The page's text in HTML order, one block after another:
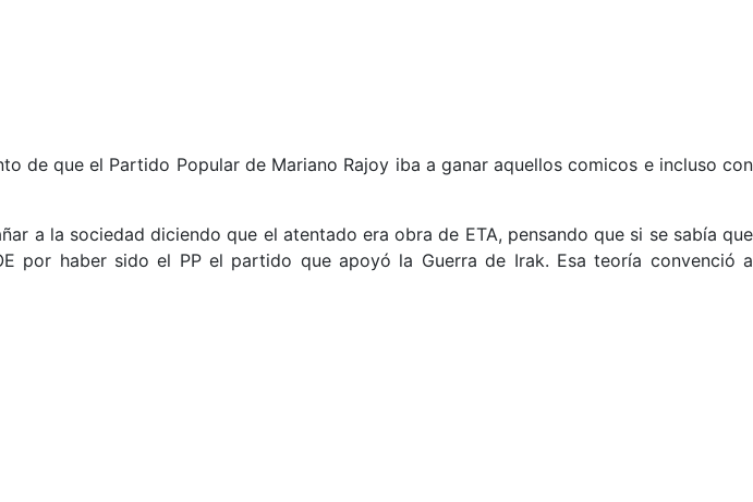
de que el Partido Popular de Mariano Rajoy iba a ganar aquellos comicos e incluso con
a la sociedad diciendo que el atentado era obra de ETA, pensando que si se sabía que
por haber sido el PP el partido que apoyó la Guerra de Irak. Esa teoría convenció a